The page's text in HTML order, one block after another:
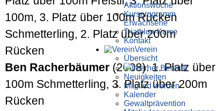
Aktionswoche
Kursprogramm
Erwachsene
Triathlon-Kurse
Kontakt
Verein
Übersicht
Interner Bereich
Neuigkeiten
Mitglied werden
Kalender
Gewaltprävention
100m, 3. Platz über 100m Rücken
Schmetter­ling, 2. Platz über 200m
Rücken
Ben Racher­bäumer (2008): 1. Platz über
100m Schmetter­ling, 3. Platz über 200m
Rücken